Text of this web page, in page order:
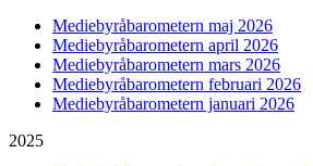
Mediebyråbarometern maj 2026
Mediebyråbarometern april 2026
Mediebyråbarometern mars 2026
Mediebyråbarometern februari 2026
Mediebyråbarometern januari 2026
2025